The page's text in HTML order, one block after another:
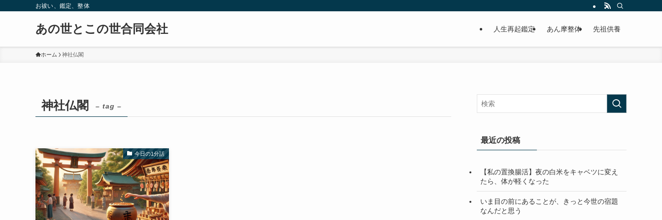
お祓い、鑑定、整体
あの世とこの世合同会社 人生再起鑑定 あん摩整体 先祖供養
ホーム 神社仏閣
神社仏閣 – tag –
今日の1分話
最近の投稿
【私の置換腸活】夜の白米をキャベツに変え
たら、体が軽くなった
いま目の前にあることが、きっと今世の宿題
なんだと思う